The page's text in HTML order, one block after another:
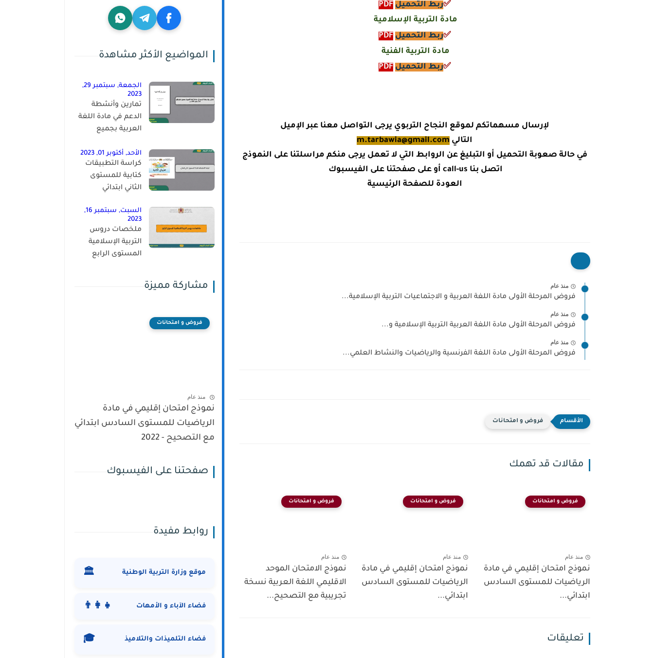
✅ربط التحميل PDF
مادة التربية الإسلامية
✅ربط التحميل PDF
مادة التربية الفنية
✅ربط التحميل PDF
لإرسال مسهماتكم لموقع النجاح التربوي يرجى التواصل معنا عبر الإميل
التالي m.tarbawia@gmail.com
في حالة صعوبة التحميل أو التبليغ عن الروابط التي لا تعمل يرجى منكم مراسلتنا على النموذج
اتصل بنا call-us أو على صفحتنا على الفيسبوك
العودة للصفحة الرئيسية
منذ عام
فروض المرحلة الأولى مادة اللغة العربية و الاجتماعيات التربية الإسلامية...
منذ عام
فروض المرحلة الأولى مادة اللغة العربية التربية الإسلامية و...
منذ عام
فروض المرحلة الأولى مادة اللغة الفرنسية والرياضيات والنشاط العلمي...
فروض و امتحانات
مقالات قد تهمك
فروض و امتحانات
منذ عام
نموذج امتحان إقليمي في مادة
الرياضيات للمستوى السادس
ابتدائي...
فروض و امتحانات
منذ عام
نموذج امتحان إقليمي في مادة
الرياضيات للمستوى السادس
ابتدائي...
فروض و امتحانات
منذ عام
نموذج الامتحان الموحد
الاقليمي اللغة العربية نسخة
تجريبية مع التصحيح...
تعليقات
المواضيع الأكثر مشاهدة
الجمعة, سبتمبر 29,
2023
تمارين وأنشطة
الدعم في مادة اللغة
العربية بجميع
الخامس
الأحد, أكتوبر 01, 2023
كراسة التطبيقات
كتابية للمستوى
الثاني ابتدائي
السبت, سبتمبر 16,
2023
ملخصات دروس
التربية الإسلامية
المستوى الرابع
مشاركة مميزة
فروض و امتحانات
منذ عام
نموذج امتحان إقليمي في مادة
الرياضيات للمستوى السادس ابتدائي
مع التصحيح - 2022
صفحتنا على الفيسبوك
روابط مفيدة
موقع وزارة التربية الوطنية 🏛️
فضاء الآباء و الأمهات 👨‍👩‍👧
فضاء التلميذات والتلاميذ 🎓